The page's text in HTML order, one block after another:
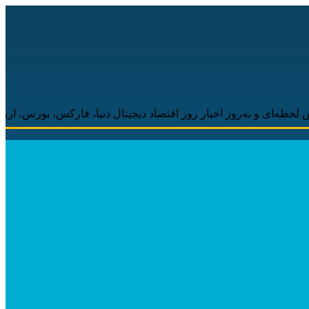
به‌روز اخبار روز اقتصاد دیجیتال دنیا، فارکس، بورس، ارزهای